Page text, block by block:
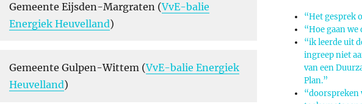
Gemeente Eijsden-Margraten (VvE-balie
Energiek Heuvelland)
Gemeente Gulpen-Wittem (VvE-balie Energiek
Heuvelland)
“Het gesprek
“Hoe gaan we
“ik leerde uit
ingreep niet
van een
Plan.”
“doorspreken